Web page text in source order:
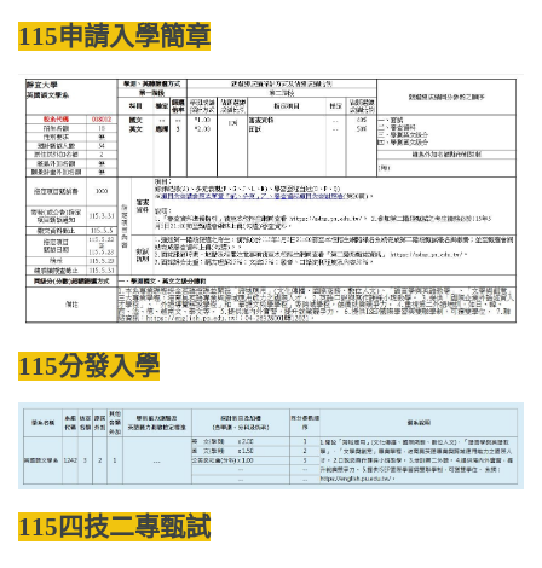
115申請入學簡章
11 5分發入學
11 5四技二專甄試